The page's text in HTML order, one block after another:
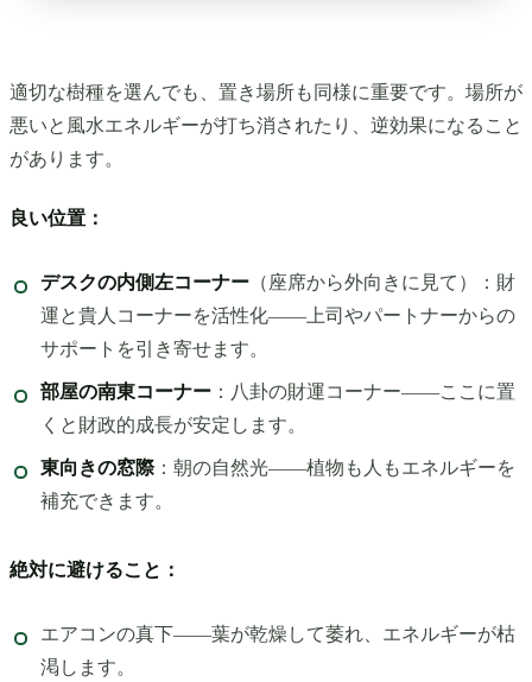
適切な樹種を選んでも、置き場所も同様に重要です。場所が
悪いと風水エネルギーが打ち消されたり、逆効果になること
があります。
良い位置：
デスクの内側左コーナー （座席から外向きに見て）：財
運と貴人コーナーを活性化——上司やパートナーからの
サポートを引き寄せます。
部屋の南東コーナー ：八卦の財運コーナー——ここに置
くと財政的成長が安定します。
東向きの窓際：朝の自然光——植物も人もエネルギーを
補充できます。
絶対に避けること：
エアコンの真下——葉が乾燥して萎れ、エネルギーが枯
渇します。